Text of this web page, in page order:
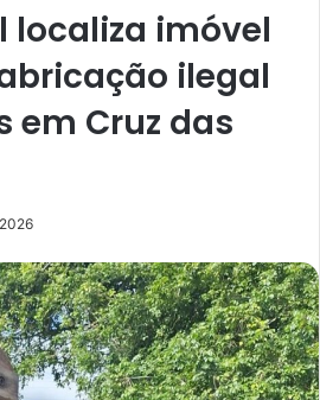
localiza imóvel
ilegal
em Cruz das